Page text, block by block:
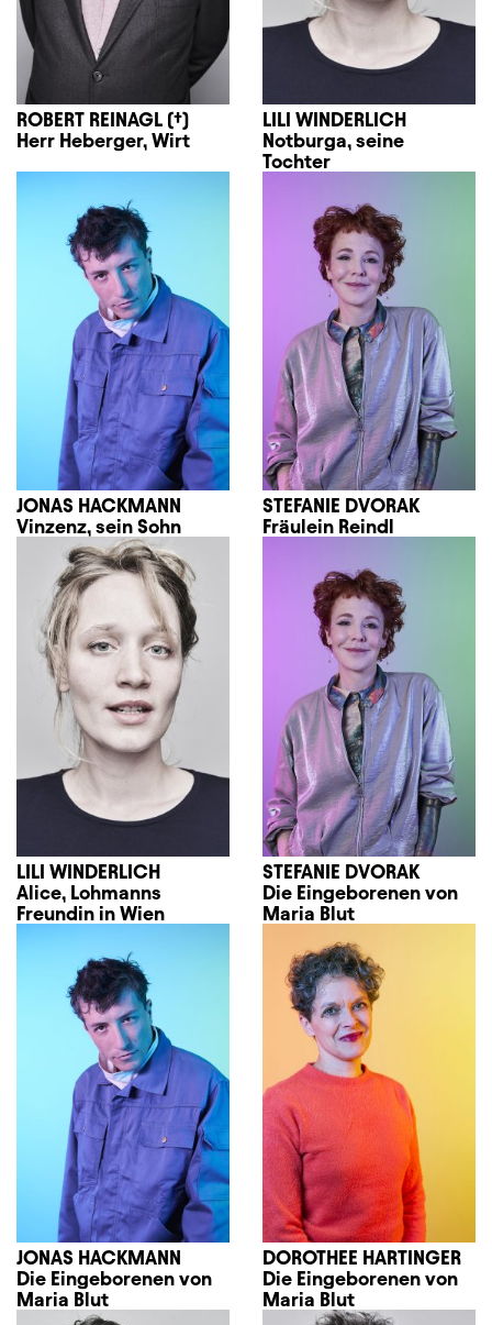
ROBERT REINAGL (†)
Herr Heberger, Wirt
LILI WINDERLICH
Notburga, seine
Tochter
JONAS HACKMANN
Vinzenz, sein Sohn
STEFANIE DVORAK
Fräulein Reindl
LILI WINDERLICH
Alice, Lohmanns
Freundin in Wien
STEFANIE DVORAK
Die Eingeborenen von
Maria Blut
JONAS HACKMANN
Die Eingeborenen von
Maria Blut
DOROTHEE HARTINGER
Die Eingeborenen von
Maria Blut